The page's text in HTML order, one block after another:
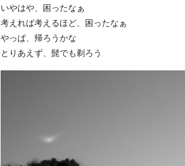
いやはや、困ったなぁ
考えれば考えるほど、困ったなぁ
やっぱ、帰ろうかな
とりあえず、髭でも剃ろう